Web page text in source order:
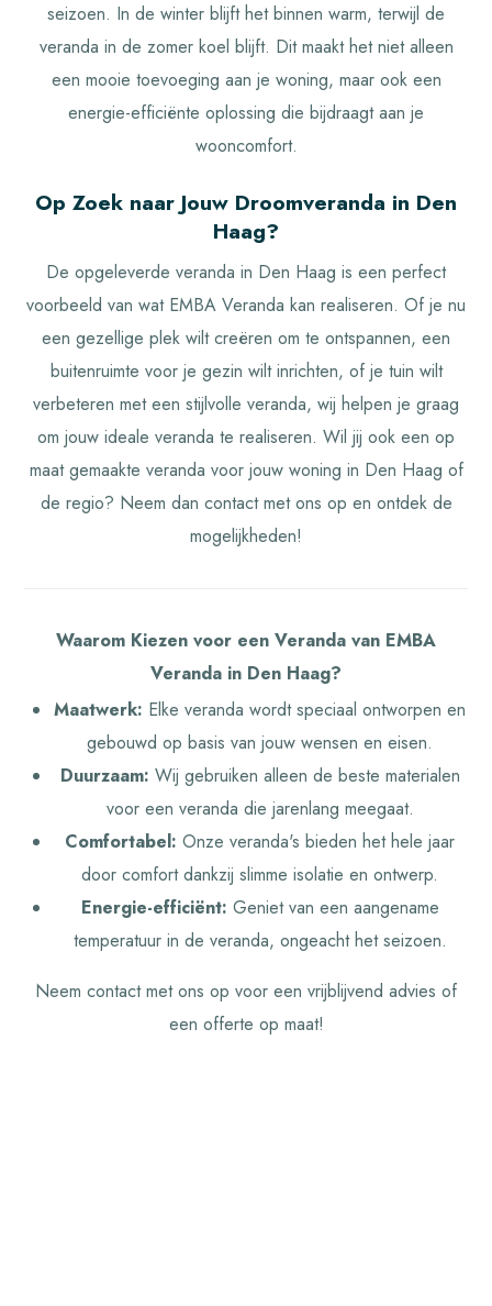
seizoen. In de winter blijft het binnen warm, terwijl de
veranda in de zomer koel blijft. Dit maakt het niet alleen
een mooie toevoeging aan je woning, maar ook een
energie-efficiënte oplossing die bijdraagt aan je
wooncomfort.
Op Zoek naar Jouw Droomveranda in Den
Haag?
De opgeleverde veranda in Den Haag is een perfect
voorbeeld van wat EMBA Veranda kan realiseren. Of je nu
een gezellige plek wilt creëren om te ontspannen, een
buitenruimte voor je gezin wilt inrichten, of je tuin wilt
verbeteren met een stijlvolle veranda, wij helpen je graag
om jouw ideale veranda te realiseren. Wil jij ook een op
maat gemaakte veranda voor jouw woning in Den Haag of
de regio? Neem dan contact met ons op en ontdek de
mogelijkheden!
Waarom Kiezen voor een Veranda van EMBA
Veranda in Den Haag?
Maatwerk: Elke veranda wordt speciaal ontworpen en
gebouwd op basis van jouw wensen en eisen.
Duurzaam: Wij gebruiken alleen de beste materialen
voor een veranda die jarenlang meegaat.
Comfortabel: Onze veranda's bieden het hele jaar
door comfort dankzij slimme isolatie en ontwerp.
Energie-efficiënt: Geniet van een aangename
temperatuur in de veranda, ongeacht het seizoen.
Neem contact met ons op voor een vrijblijvend advies of
een offerte op maat!